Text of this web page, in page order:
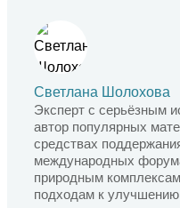
Светлана Шолохова
Эксперт с серьёзным
автор популярных
средствах
международных
природным
подходам к